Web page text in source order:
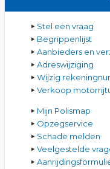
Stel een vraag
Begrippenlijst
Aanbieders en
Adreswijziging
Wijzig
Verkoop
Mijn Polismap
Opzegservice
Schade melden
Veelgestelde